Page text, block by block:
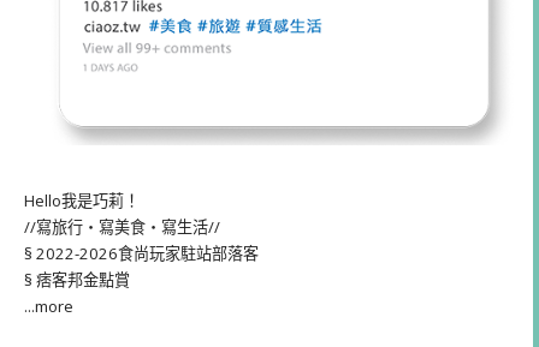
Hello我是巧莉！
//寫旅行・寫美食・寫生活//
§ 2022-2026食尚玩家駐站部落客
§ 痞客邦金點賞
...more